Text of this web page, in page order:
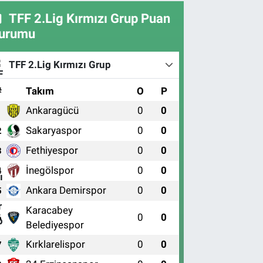
TFF 2.Lig Kırmızı Grup Puan
TFF 2.Lig Kırmızı Grup
Takım O P
Ankaragücü 0 0
Sakaryaspor 0 0
Fethiyespor 0 0
İnegölspor 0 0
Ankara Demirspor 0 0
Karacabey
Belediyespor
0 0
Kırklarelispor 0 0